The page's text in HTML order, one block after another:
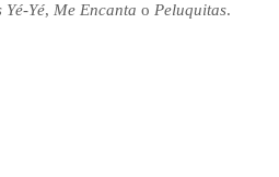
Yé,Me Encanta oPeluquitas.